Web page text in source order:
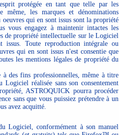
protégée en tant que telle par les
même, les marques et dénominations
qui en sont issus sont la propriété
vous engagez à maintenir intactes les
de propriété intellectuelle sur le Logiciel
issus. Toute reproduction intégrale ou
qui en sont issus n'est consentie que
les mentions légales de propriété du
des fins professionnelles, même à titre
réalisée sans son consentement
ASTROQUICK pourra procéder
sans que vous puissiez prétendre à un
avez acquitté.
Logiciel, conformément à son manuel